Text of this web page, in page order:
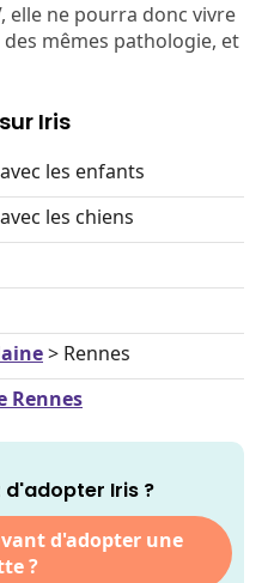
elle ne pourra donc vivre
mêmes pathologie, et
Iris
les enfants
les chiens
> Rennes
Rennes
d'adopter Iris ?
d'adopter une
?